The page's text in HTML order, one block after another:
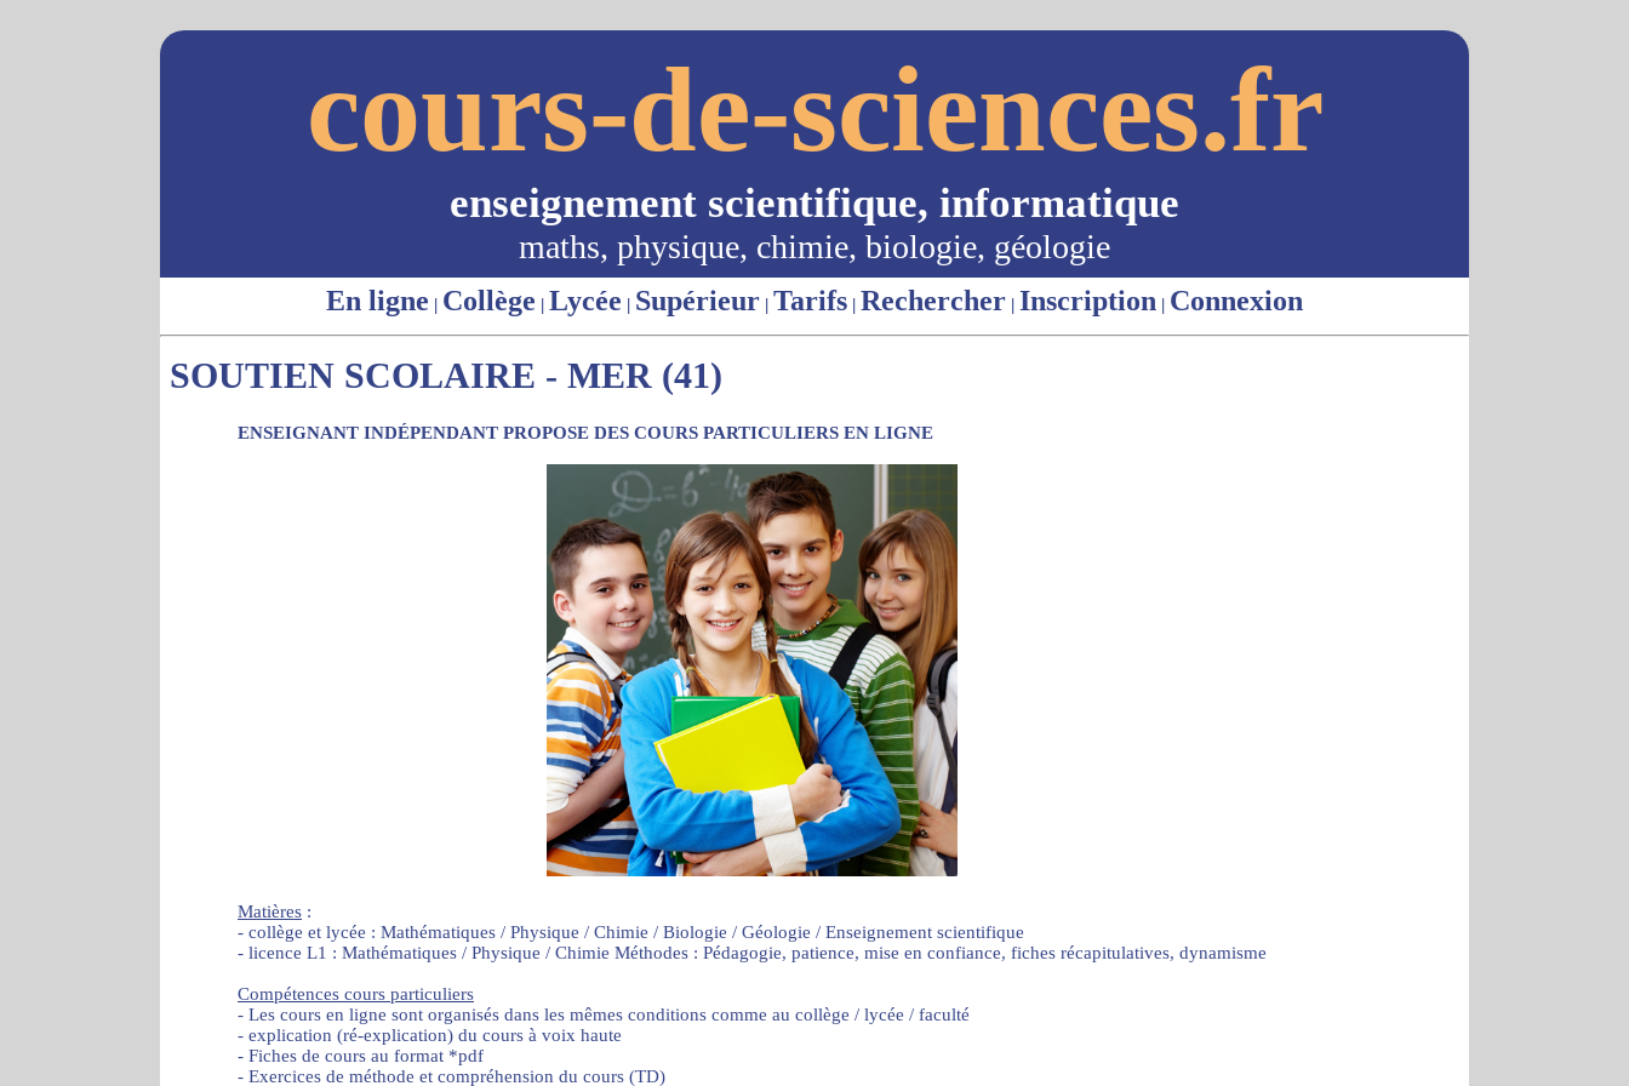
cours-de-sciences.fr
enseignement scientifique, informatique
maths, physique, chimie, biologie, géologie
En ligne | Collège | Lycée | Supérieur | Tarifs | Rechercher | Inscription | Connexion
SOUTIEN SCOLAIRE - MER (41)
ENSEIGNANT INDÉPENDANT PROPOSE DES COURS PARTICULIERS EN LIGNE
Matières :
- collège et lycée : Mathématiques / Physique / Chimie / Biologie / Géologie / Enseignement scientifique
- licence L1 : Mathématiques / Physique / Chimie Méthodes : Pédagogie, patience, mise en confiance, fiches récapitulatives, dynamisme
Compétences cours particuliers
- Les cours en ligne sont organisés dans les mêmes conditions comme au collège / lycée / faculté
- explication (ré-explication) du cours à voix haute
- Fiches de cours au format *pdf
- Exercices de méthode et compréhension du cours (TD)